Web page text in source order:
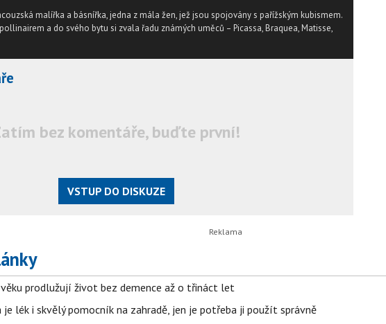
malířka a básnířka, jedna z mála žen, jež jsou spojovány s pařížským kubismem.
a do svého bytu si zvala řadu známých uměců – Picassa, Braquea, Matisse,
bez komentáře, buďte první!
VSTUP DO DISKUZE
prodlužují život bez demence až o třináct let
lék i skvělý pomocník na zahradě, jen je potřeba ji použít správně